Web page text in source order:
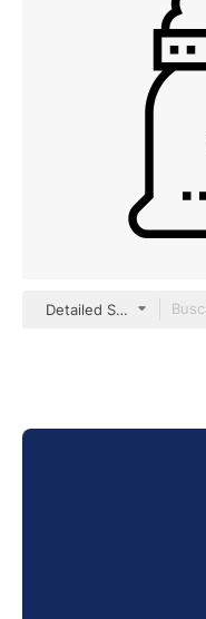
Detailed Straight Lineal